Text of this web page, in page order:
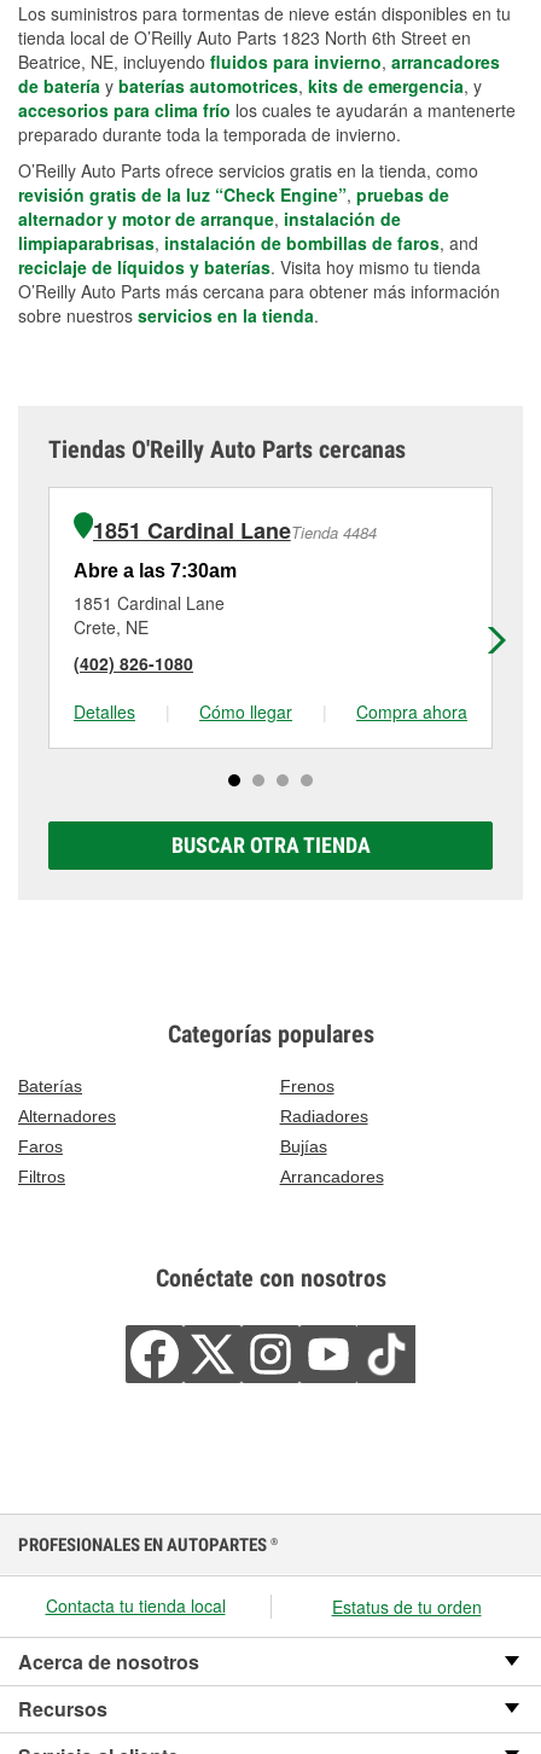
Los suministros para tormentas de nieve están disponibles en tu
tienda local de O’Reilly Auto Parts 1823 North 6th Street en
Beatrice, NE, incluyendo fluidos para invierno, arrancadores
de batería y baterías automotrices, kits de emergencia, y
accesorios para clima frío los cuales te ayudarán a mantenerte
preparado durante toda la temporada de invierno.
O’Reilly Auto Parts ofrece servicios gratis en la tienda, como
revisión gratis de la luz “Check Engine”, pruebas de
alternador y motor de arranque, instalación de
limpiaparabrisas, instalación de bombillas de faros, and
reciclaje de líquidos y baterías. Visita hoy mismo tu tienda
O’Reilly Auto Parts más cercana para obtener más información
sobre nuestros servicios en la tienda.
Tiendas O'Reilly Auto Parts cercanas
1851 Cardinal LaneTienda 4484
Abre a las 7:30am
1851 Cardinal Lane
Crete, NE
(402) 826-1080
Detalles
| Cómo llegar | Compra ahora
BUSCAR OTRA TIENDA
Categorías populares
Baterías
Frenos
Alternadores
Radiadores
Faros
Bujías
Filtros
Arrancadores
Conéctate con nosotros
PROFESIONALES EN AUTOPARTES ®
Contacta tu tienda local Estatus de tu orden
Acerca de nosotros
Recursos